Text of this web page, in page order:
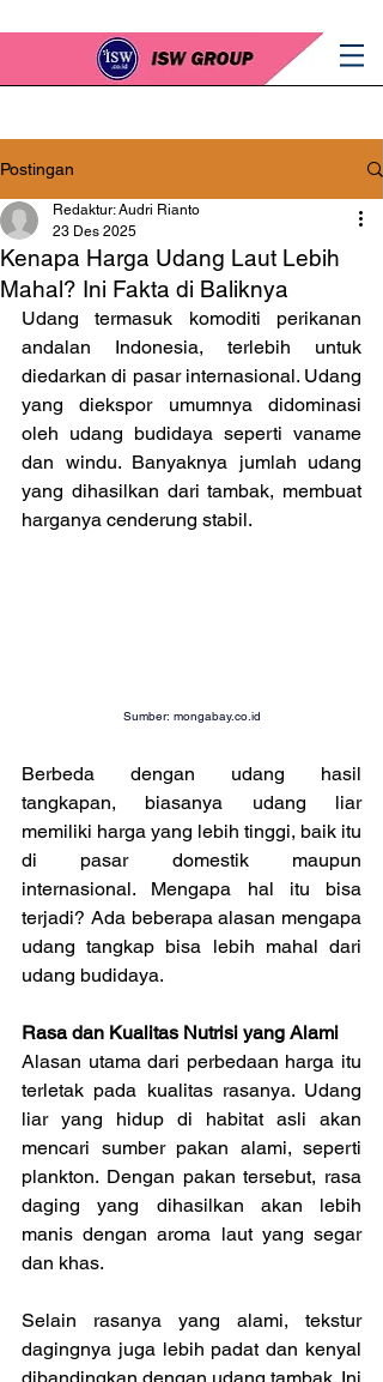
Postingan
Kenapa Harga Udang Laut Lebih
Mahal? Ini Fakta di Baliknya
Redaktur: Audri Rianto
23 Des 2025
Udang termasuk komoditi perikanan
andalan Indonesia, terlebih untuk
diedarkan di pasar internasional. Udang
yang diekspor umumnya didominasi
oleh udang budidaya seperti vaname
dan windu. Banyaknya jumlah udang
yang dihasilkan dari tambak, membuat
harganya cenderung stabil.
Sumber: mongabay.co.id
Berbeda dengan udang hasil
tangkapan, biasanya udang liar
memiliki harga yang lebih tinggi, baik itu
di pasar domestik maupun
internasional. Mengapa hal itu bisa
terjadi? Ada beberapa alasan mengapa
udang tangkap bisa lebih mahal dari
udang budidaya.
Rasa dan Kualitas Nutrisi yang Alami
Alasan utama dari perbedaan harga itu
terletak pada kualitas rasanya. Udang
liar yang hidup di habitat asli akan
mencari sumber pakan alami, seperti
plankton. Dengan pakan tersebut, rasa
daging yang dihasilkan akan lebih
manis dengan aroma laut yang segar
dan khas.
Selain rasanya yang alami, tekstur
dagingnya juga lebih padat dan kenyal